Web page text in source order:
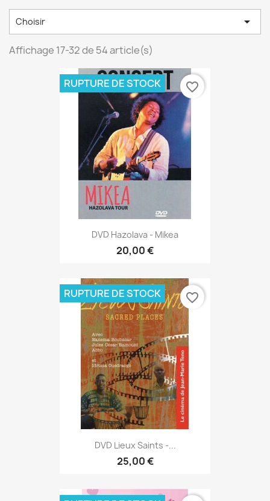
Choisir 
Affichage 17-32 de 54 article(s)
DVD Hazolava - Mikea
20,00 €
RUPTURE DE STOCK favorite_border
DVD Lieux Saints -...
25,00 €
RUPTURE DE STOCK favorite_border